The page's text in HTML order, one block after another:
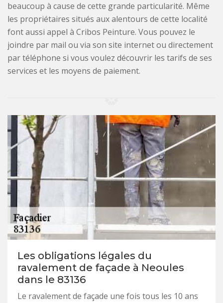
beaucoup à cause de cette grande particularité. Même
les propriétaires situés aux alentours de cette localité
font aussi appel à Cribos Peinture. Vous pouvez le
joindre par mail ou via son site internet ou directement
par téléphone si vous voulez découvrir les tarifs de ses
services et les moyens de paiement.
Les obligations légales du
ravalement de façade à Neoules
dans le 83136
Le ravalement de façade une fois tous les 10 ans